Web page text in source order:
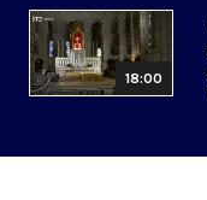
18:00